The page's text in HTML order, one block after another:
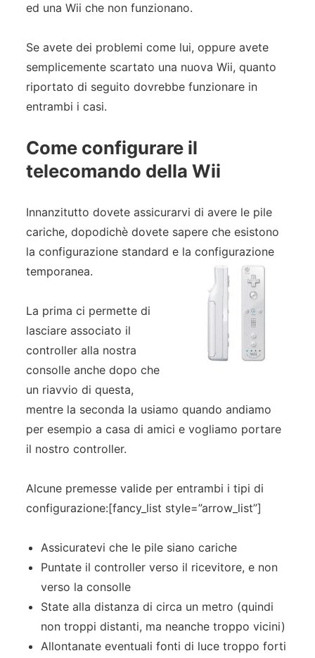
ed una Wii che non funzionano.
Se avete dei problemi come lui, oppure avete
semplicemente scartato una nuova Wii, quanto
riportato di seguito dovrebbe funzionare in
entrambi i casi.
Come configurare il
telecomando della Wii
Innanzitutto dovete assicurarvi di avere le pile
cariche, dopodichè dovete sapere che esistono
la configurazione standard e la configurazione
temporanea.
La prima ci permette di
lasciare associato il
controller alla nostra
consolle anche dopo che
un riavvio di questa,
mentre la seconda la usiamo quando andiamo
per esempio a casa di amici e vogliamo portare
il nostro controller.
Alcune premesse valide per entrambi i tipi di
configurazione:[fancy_list style=”arrow_list”]
Assicuratevi che le pile siano cariche
Puntate il controller verso il ricevitore, e non
verso la consolle
State alla distanza di circa un metro (quindi
non troppi distanti, ma neanche troppo vicini)
Allontanate eventuali fonti di luce troppo forti